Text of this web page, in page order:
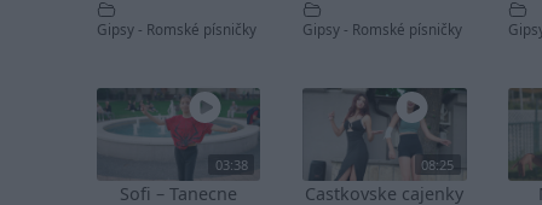
Gipsy - Romské písničky Gipsy - Romské písničky
03:38
Sofi – Tanecne
08:25
Castkovske cajenky